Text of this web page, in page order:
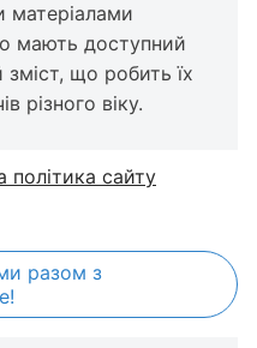
матеріалами
мають доступний
що робить їх
різного віку.
політика сайту
разом з